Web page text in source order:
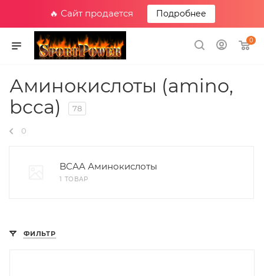
🔥 Сайт продается Подробнее
0
Аминокислоты (amino,
bcca)
78
0
BCAA Аминокислоты
1 ТОВАР
ФИЛЬТР